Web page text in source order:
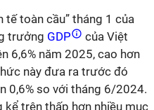
tế toàn cầu” tháng 1 của
trưởng GDP
của Việt
6,6% năm 2025, cao hơn
này đưa ra trước đó
0,6% so với tháng 6/2024.
trên thấp hơn nhiều mục